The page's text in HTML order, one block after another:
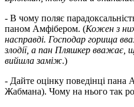
- В чому поляє
паном Амфібером. (Кожен з
насправді. Господар горища
злодії, а пан Пляшкер вважає,
вийшла заміж.)
- Дайте оцінку поведінці пана
Жабмана). Чому на нього так